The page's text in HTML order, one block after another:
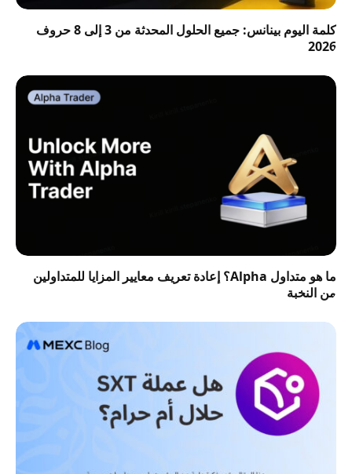
كلمة اليوم بينانس: جميع الحلول المحدثة من 3 إلى 8 حروف
2026
ما هو متداول Alpha؟ إعادة تعريف معايير المزايا للمتداولين
من النخبة